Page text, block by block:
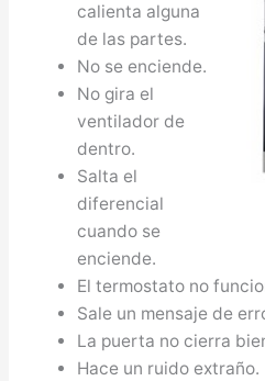
calienta alguna
de las partes.
No se enciende.
No gira el
ventilador de
dentro.
Salta el
diferencial
cuando se
enciende.
El termostato no
Sale un mensaje de
La puerta no cierra
Hace un ruido extraño.